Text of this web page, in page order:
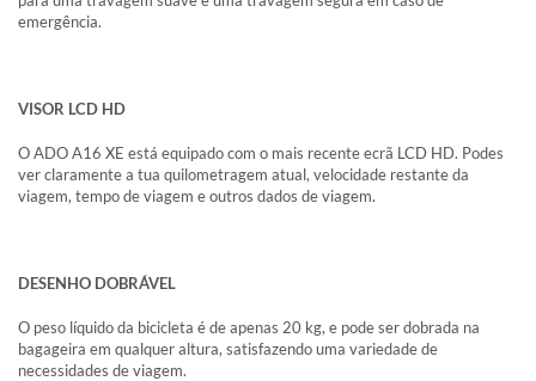
emergência.
VISOR LCD HD
O ADO A16 XE está equipado com o mais recente ecrã LCD HD. Podes
ver claramente a tua quilometragem atual, velocidade restante da
viagem, tempo de viagem e outros dados de viagem.
DESENHO DOBRÁVEL
O peso líquido da bicicleta é de apenas 20 kg, e pode ser dobrada na
bagageira em qualquer altura, satisfazendo uma variedade de
necessidades de viagem.